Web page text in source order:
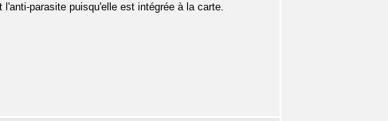
parasite puisqu'elle est intégrée à la carte.